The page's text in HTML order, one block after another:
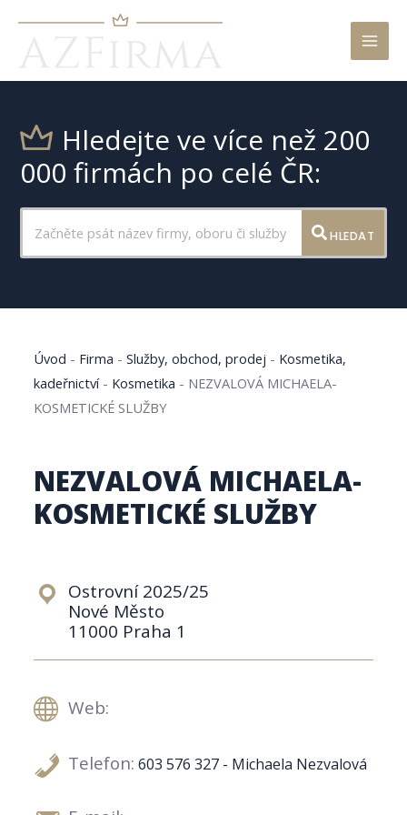
Hledejte ve více než 200
000 firmách po celé ČR:
HLEDAT
Úvod - Firma -Služby, obchod, prodej - Kosmetika,
kadeřnictví- Kosmetika - NEZVALOVÁ MICHAELA-
KOSMETICKÉ SLUŽBY
NEZVALOVÁ MICHAELA-
KOSMETICKÉ SLUŽBY
Ostrovní 2025/25
Nové Město
11000 Praha 1
Web:
Telefon: 603 576 327 - Michaela Nezvalová